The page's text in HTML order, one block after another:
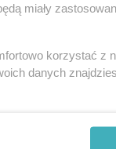
miały
korzystać z
danych